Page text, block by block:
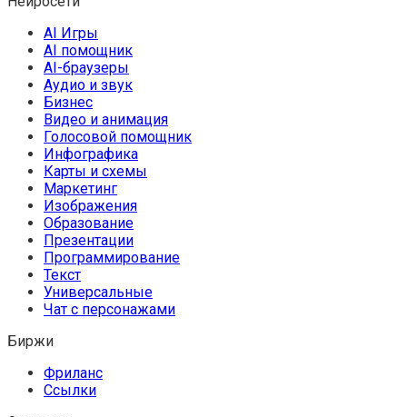
AI Игры
AI помощник
AI-браузеры
Аудио и звук
Бизнес
Видео и анимация
Голосовой помощник
Инфографика
Карты и схемы
Маркетинг
Изображения
Образование
Презентации
Программирование
Текст
Универсальные
Чат с персонажами
Биржи
Фриланс
Ссылки